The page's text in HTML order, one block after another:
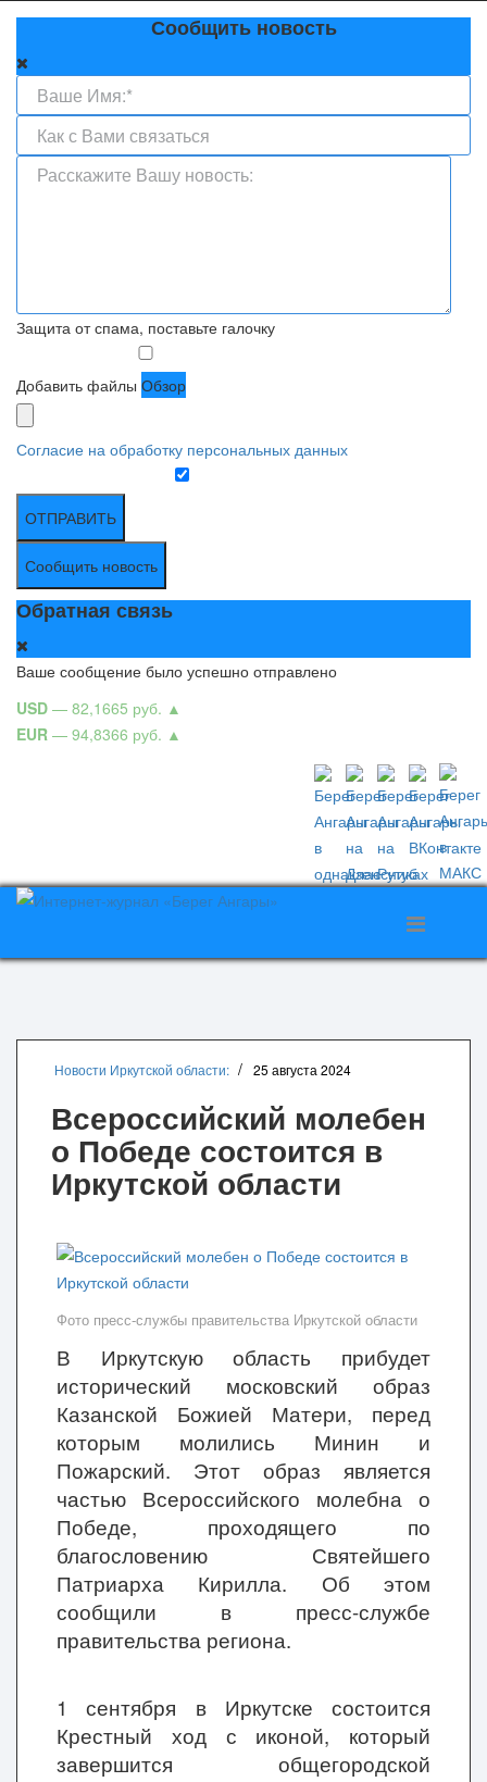
Сообщить новость
Защита от спама, поставьте галочку
Добавить файлы Обзор
Согласие на обработку персональных данных
ОТПРАВИТЬ
Сообщить новость
Обратная связь
Ваше сообщение было успешно отправлено
USD — 82,1665 руб. ▲
EUR — 94,8366 руб. ▲
Новости Иркутской области: 25 августа 2024
Всероссийский молебен
о Победе состоится в
Иркутской области
Фото пресс-службы правительства Иркутской области
В Иркутскую область прибудет
исторический московский образ
Казанской Божией Матери, перед
которым молились Минин и
Пожарский. Этот образ является
частью Всероссийского молебна о
Победе, проходящего по
благословению Святейшего
Патриарха Кирилла. Об этом
сообщили в пресс-службе
правительства региона.
1 сентября в Иркутске состоится
Крестный ход с иконой, который
завершится общегородской